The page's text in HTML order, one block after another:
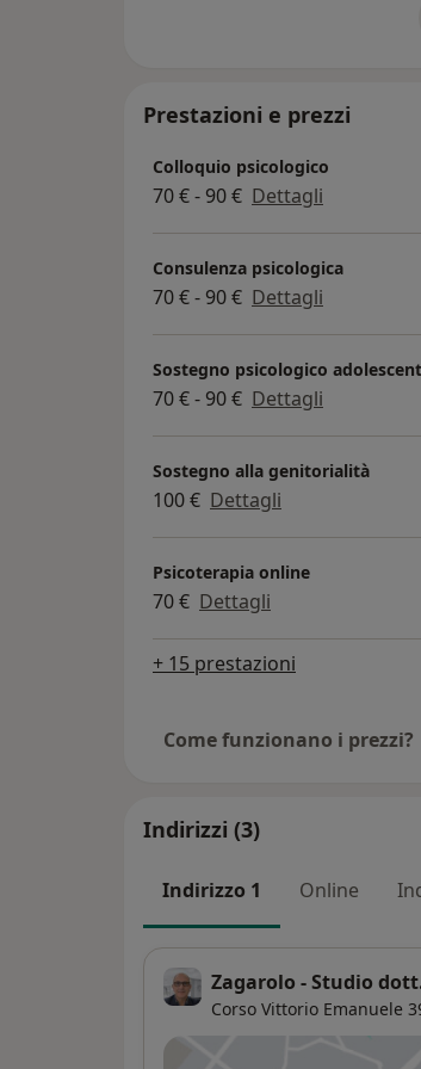
Prestazioni e prezzi
Colloquio psicologico
70 € - 90 € Dettagli
Consulenza psicologica
70 € - 90 € Dettagli
Sostegno psicologico
70 € - 90 € Dettagli
Sostegno alla genitorialità
100 € Dettagli
Psicoterapia online
70 € Dettagli
+ 15 prestazioni
Come funzionano i prezzi?
Indirizzi (3)
Indirizzo 1 Online
Zagarolo - Studio
Corso Vittorio Emanuele